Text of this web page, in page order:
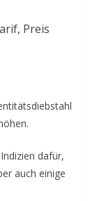
Preis
dafür,
auch einige